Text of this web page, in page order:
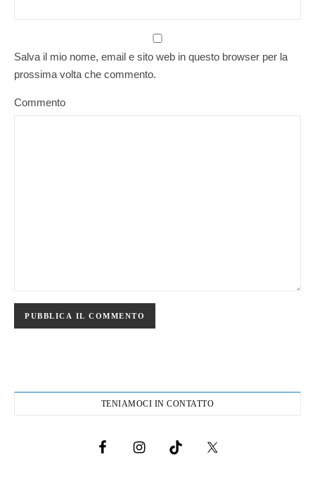
Salva il mio nome, email e sito web in questo browser per la
prossima volta che commento.
Commento
TENIAMOCI IN CONTATTO